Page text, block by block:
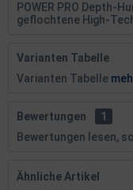
POWER PRO Depth-
geflochtene High-Tech
Varianten Tabelle
Varianten Tabelle
Bewertungen
1
Bewertungen lesen,
Ähnliche Artikel